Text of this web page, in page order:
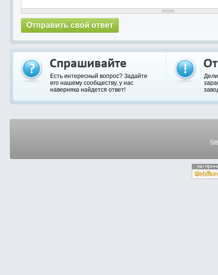
Есть интересный вопрос? Задайте
его нашему сообществу, у нас
наверняка найдется ответ!